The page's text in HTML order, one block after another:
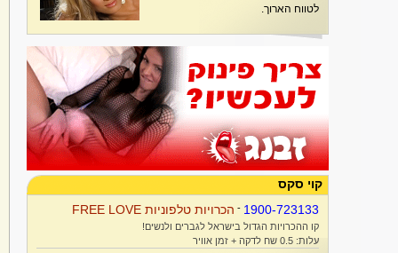
לטווח הארוך.
קוי סקס
1900-723133
- הכרויות טלפוניות FREE LOVE
קו ההכרויות הגדול בישראל לגברים ולנשים!
עלות: 0.5 שח לדקה + זמן אוויר